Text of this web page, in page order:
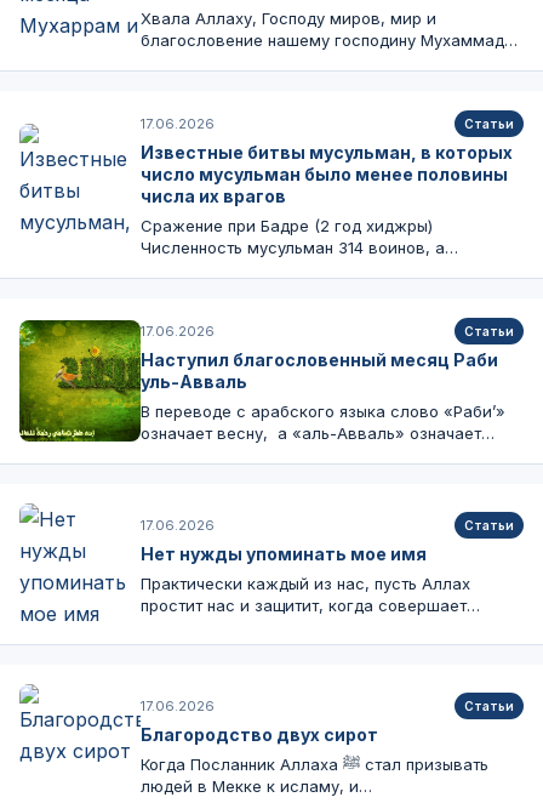
Хвала Аллаху, Господу миров, мир и
благословение нашему господину Мухаммаду,
17.06.2026 Статьи
Известные битвы мусульман, в которых
число мусульман было менее половины
числа их врагов
Сражение при Бадре (2 год хиджры)
Численность мусульман 314 воинов, а
17.06.2026 Статьи
Наступил благословенный месяц Раби
уль-Авваль
В переводе с арабского языка слово «Раби’»
означает весну, а «аль-Авваль» означает
17.06.2026 Статьи
Нет нужды упоминать мое имя
Практически каждый из нас, пусть Аллах
простит нас и защитит, когда совершает…
17.06.2026 Статьи
Благородство двух сирот
Когда Посланник Аллаха ﷺ стал призывать
людей в Мекке к исламу, и…